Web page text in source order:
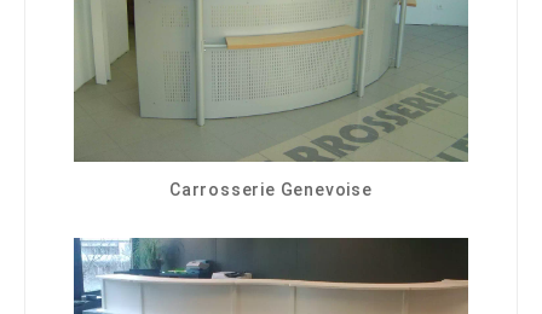
Carrosserie Genevoise